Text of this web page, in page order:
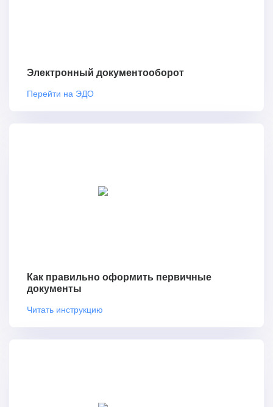
Электронный документооборот
Перейти на ЭДО
Как правильно оформить первичные
документы
Читать инструкцию